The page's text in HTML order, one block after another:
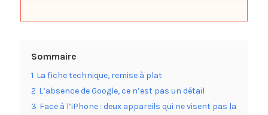
Sommaire
1 La fiche technique, remise à plat
2 L’absence de Google, ce n’est pas un détail
3 Face à l’iPhone : deux appareils qui ne visent pas la